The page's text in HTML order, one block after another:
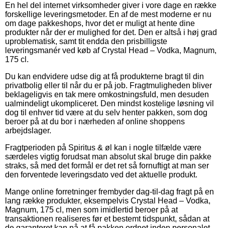
En hel del internet virksomheder giver i vore dage en række
forskellige leveringsmetoder. En af de mest moderne er nu
om dage pakkeshops, hvor det er muligt at hente dine
produkter når der er mulighed for det. Den er altså i høj grad
uproblematisk, samt tit endda den prisbilligste
leveringsmanér ved køb af Crystal Head – Vodka, Magnum,
175 cl.
Du kan endvidere udse dig at få produkterne bragt til din
privatbolig eller til når du er på job. Fragtmuligheden bliver
beklageligvis en tak mere omkostningsfuld, men desuden
ualmindeligt ukompliceret. Den mindst kostelige løsning vil
dog til enhver tid være at du selv henter pakken, som dog
beroer på at du bor i nærheden af online shoppens
arbejdslager.
Fragtperioden på Spiritus & øl kan i nogle tilfælde være
særdeles vigtig forudsat man absolut skal bruge din pakke
straks, så med det formål er det ret så fornuftigt at man ser
den forventede leveringsdato ved det aktuelle produkt.
Mange online forretninger frembyder dag-til-dag fragt på en
lang række produkter, eksempelvis Crystal Head – Vodka,
Magnum, 175 cl, men som imidlertid beroer på at
transaktionen realiseres før et bestemt tidspunkt, sådan at